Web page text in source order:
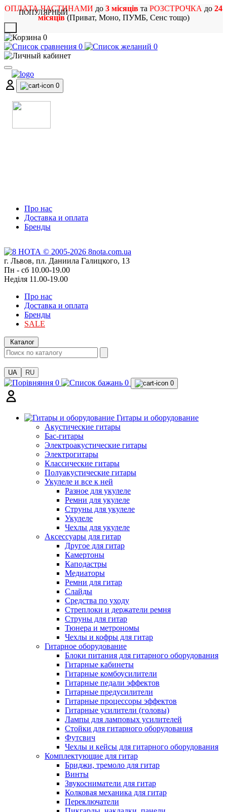
ОПЛАТА ЧАСТИНАМИ до 3 місяців та РОЗСТРОЧКА до 24
місяців(Приват, Моно, ПУМБ, Сенс тощо)
0
0
0
0
Про нас
Доставка и оплата
Бренды
г. Львов, пл. Даниила Галицкого, 13
Пн - сб 10.00-19.00
Неділя 11.00-19.00
Про нас
Доставка и оплата
Бренды
SALE
Каталог
UA RU
0 0 0
Гитары и оборудование
Акустические гитары
Бас-гитары
Электроакустические гитары
Электрогитары
Классические гитары
Полуакустические гитары
Укулеле и все к ней
Разное для укулеле
Ремни для укулеле
Струны для укулеле
Укулеле
Чехлы для укулеле
Аксессуары для гитар
Другое для гитар
Камертоны
Каподастры
Медиаторы
Ремни для гитар
Слайды
Средства по уходу
Стреплоки и держатели ремня
Струны для гитар
Тюнера и метрономы
Чехлы и кофры для гитар
Гитарное оборудование
Блоки питания для гитарного оборудования
Гитарные кабинеты
Гитарные комбоусилители
Гитарные педали эффектов
Гитарные предусилители
Гитарные процессоры эффектов
Гитарные усилители (головы)
Лампы для ламповых усилителей
Стойки для гитарного оборудования
Футсвич
Чехлы и кейсы для гитарного оборудования
Комплектующие для гитар
Бриджи, тремоло для гитар
Винты
Звукосниматели для гитар
Колковая механика для гитар
Переключатели
ПОПУЛЯРНЫЙ